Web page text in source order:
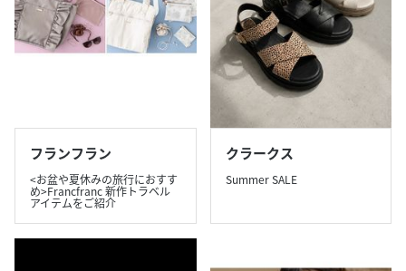
フランフラン
<お盆や夏休みの旅行におすす
め>Francfranc 新作トラベル
アイテムをご紹介
クラークス
Summer SALE